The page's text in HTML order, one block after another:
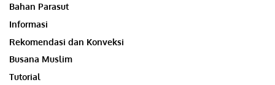
Bahan Parasut
Informasi
Rekomendasi dan Konveksi
Busana Muslim
Tutorial